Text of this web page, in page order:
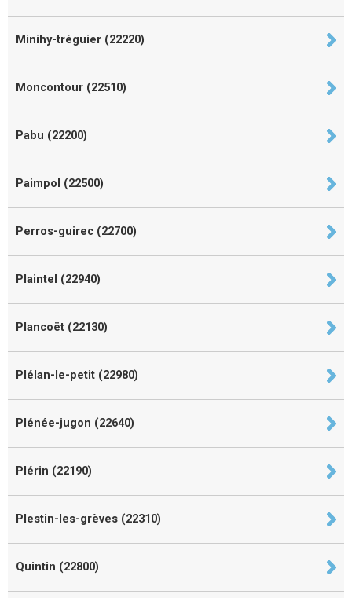
Minihy-tréguier (22220)
Moncontour (22510)
Pabu (22200)
Paimpol (22500)
Perros-guirec (22700)
Plaintel (22940)
Plancoët (22130)
Plélan-le-petit (22980)
Plénée-jugon (22640)
Plérin (22190)
Plestin-les-grèves (22310)
Quintin (22800)